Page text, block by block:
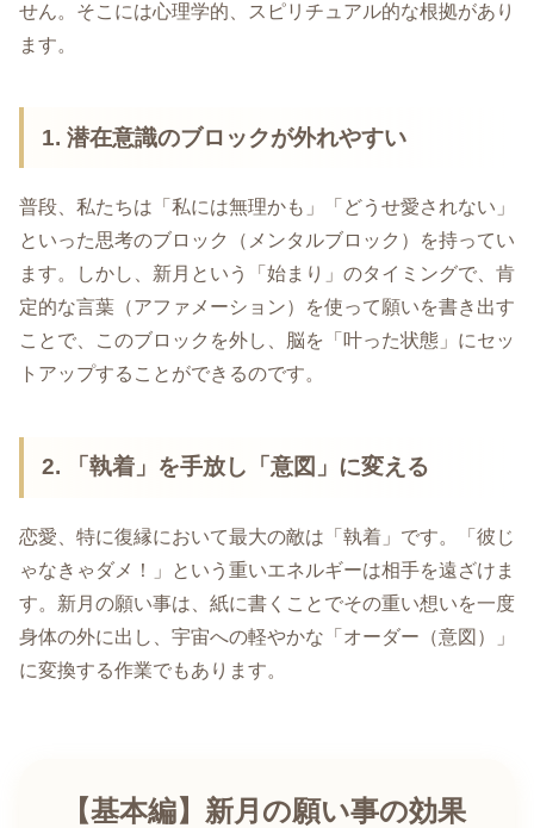
せん。そこには心理学的、スピリチュアル的な根拠があり
ます。
1. 潜在意識のブロックが外れやすい
普段、私たちは「私には無理かも」「どうせ愛されない」
といった思考のブロック（メンタルブロック）を持ってい
ます。しかし、新月という「始まり」のタイミングで、肯
定的な言葉（アファメーション）を使って願いを書き出す
ことで、このブロックを外し、脳を「叶った状態」にセッ
トアップすることができるのです。
2. 「執着」を手放し「意図」に変える
恋愛、特に復縁において最大の敵は「執着」です。「彼じ
ゃなきゃダメ！」という重いエネルギーは相手を遠ざけま
す。新月の願い事は、紙に書くことでその重い想いを一度
身体の外に出し、宇宙への軽やかな「オーダー（意図）」
に変換する作業でもあります。
【基本編】新月の願い事の効果